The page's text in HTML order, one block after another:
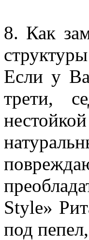
8. Как
Если у
трети,
Style»
под